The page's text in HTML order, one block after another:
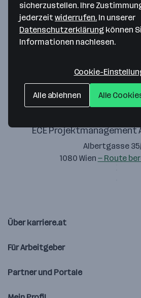
Bitte stimme unseren
Richtlinien zu, um
anzuzeigen.
ECE Projektmanagement
Albertgasse
1080 Wien — Route
Über karriere.at
Für Arbeitgeber
Partner und Portale
sicherzustellen. Ihre
jederzeitwiderrufen. In unserer
Datenschutzerklärung können
Informationen nachlesen.
Cookie-
Alle ablehnen Alle